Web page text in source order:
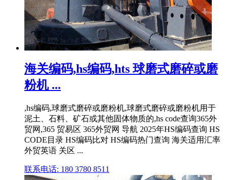
海关编码,hs编码,hts 球磨式磨碎或磨
粉机 ...
,hs编码,球磨式磨碎或磨粉机,球磨式磨碎或磨粉机用于
泥土、石料、矿石或其他固体物质的,hs code查询365外
贸网,365 贸易区 365外贸网 导航 2025年HS编码查询 HS
CODE目录 HS编码比对 HS编码热门查询 海关适用汇率
外贸英语 关区 ...
联系电话: 180 3780 8511